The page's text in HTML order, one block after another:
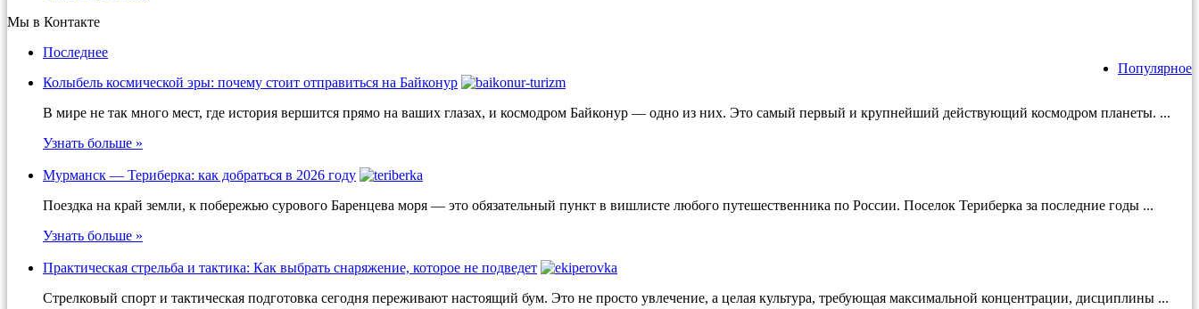
Мы в Контакте
Последнее
Популярное
Колыбель космической эры: почему стоит отправиться на Байконур
В мире не так много мест, где история вершится прямо на ваших глазах, и космодром Байконур — одно из них. Это самый первый и крупнейший действующий космодром планеты. ...
Узнать больше »
Мурманск — Териберка: как добраться в 2026 году
Поездка на край земли, к побережью сурового Баренцева моря — это обязательный пункт в вишлисте любого путешественника по России. Поселок Териберка за последние годы ...
Узнать больше »
Практическая стрельба и тактика: Как выбрать снаряжение, которое не подведет
Стрелковый спорт и тактическая подготовка сегодня переживают настоящий бум. Это не просто увлечение, а целая культура, требующая максимальной концентрации, дисциплины ...